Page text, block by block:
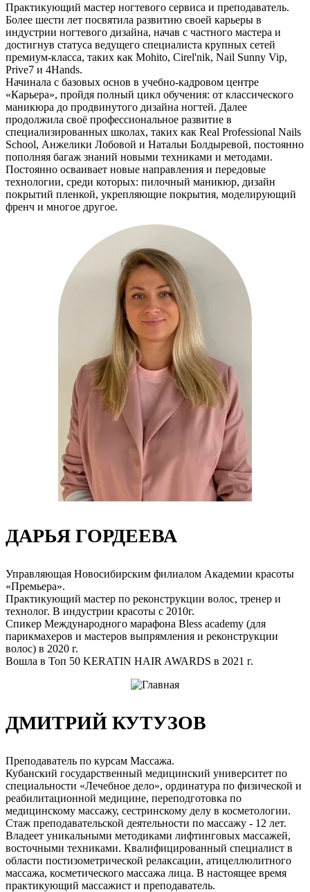
Практикующий мастер ногтевого сервиса и преподаватель.
Более шести лет посвятила развитию своей карьеры в
индустрии ногтевого дизайна, начав с частного мастера и
достигнув статуса ведущего специалиста крупных сетей
премиум-класса, таких как Mohito, Cirel'nik, Nail Sunny Vip,
Prive7 и 4Hands.
Начинала с базовых основ в учебно-кадровом центре
«Карьера», пройдя полный цикл обучения: от классического
маникюра до продвинутого дизайна ногтей. Далее
продолжила своё профессиональное развитие в
специализированных школах, таких как Real Professional Nails
School, Анжелики Лобовой и Натальи Болдыревой, постоянно
пополняя багаж знаний новыми техниками и методами.
Постоянно осваивает новые направления и передовые
технологии, среди которых: пилочный маникюр, дизайн
покрытий пленкой, укрепляющие покрытия, моделирующий
френч и многое другое.
ДАРЬЯ ГОРДЕЕВА
Управляющая Новосибирским филиалом Академии красоты
«Премьера».
Практикующий мастер по реконструкции волос, тренер и
технолог. В индустрии красоты с 2010г.
Спикер Международного марафона Bless academy (для
парикмахеров и мастеров выпрямления и реконструкции
волос) в 2020 г.
Вошла в Топ 50 KERATIN HAIR AWARDS в 2021 г.
ДМИТРИЙ КУТУЗОВ
Преподаватель по курсам Массажа.
Кубанский государственный медицинский университет по
специальности «Лечебное дело», ординатура по физической и
реабилитационной медицине, переподготовка по
медицинскому массажу, сестринскому делу в косметологии.
Стаж преподавательской деятельности по массажу - 12 лет.
Владеет уникальными методиками лифтинговых массажей,
восточными техниками. Квалифицированный специалист в
области постизометрической релаксации, атицеллюлитного
массажа, косметического массажа лица. В настоящее время
практикующий массажист и преподаватель.